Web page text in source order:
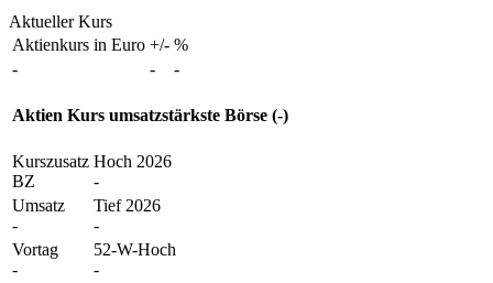
Aktueller Kurs
Aktienkurs in Euro +/- %
-
- -
Aktien Kurs umsatzstärkste Börse (-)
Kurszusatz
BZ
Hoch 2026
-
Umsatz
-
Tief 2026
-
Vortag
-
52-W-Hoch
-